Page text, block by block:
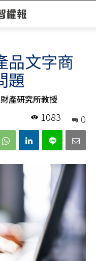
品文字商
題
產研究所教授
0
1083